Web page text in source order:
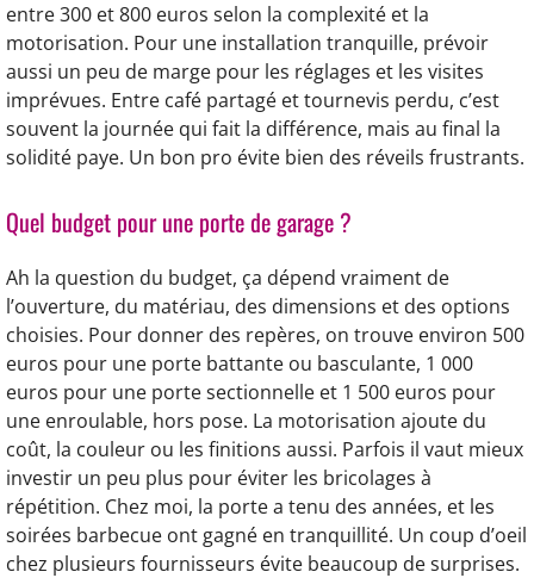
entre 300 et 800 euros selon la complexité et la
motorisation. Pour une installation tranquille, prévoir
aussi un peu de marge pour les réglages et les visites
imprévues. Entre café partagé et tournevis perdu, c’est
souvent la journée qui fait la différence, mais au final la
solidité paye. Un bon pro évite bien des réveils frustrants.
Quel budget pour une porte de garage ?
Ah la question du budget, ça dépend vraiment de
l’ouverture, du matériau, des dimensions et des options
choisies. Pour donner des repères, on trouve environ 500
euros pour une porte battante ou basculante, 1 000
euros pour une porte sectionnelle et 1 500 euros pour
une enroulable, hors pose. La motorisation ajoute du
coût, la couleur ou les finitions aussi. Parfois il vaut mieux
investir un peu plus pour éviter les bricolages à
répétition. Chez moi, la porte a tenu des années, et les
soirées barbecue ont gagné en tranquillité. Un coup d’oeil
chez plusieurs fournisseurs évite beaucoup de surprises.